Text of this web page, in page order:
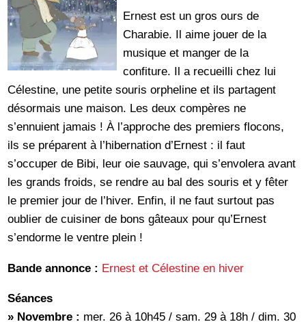
Ernest est un gros ours de
Charabie. Il aime jouer de la
musique et manger de la
confiture. Il a recueilli chez lui
Célestine, une petite souris orpheline et ils partagent
désormais une maison. Les deux compères ne
s’ennuient jamais ! À l’approche des premiers flocons,
ils se préparent à l’hibernation d’Ernest : il faut
s’occuper de Bibi, leur oie sauvage, qui s’envolera avant
les grands froids, se rendre au bal des souris et y fêter
le premier jour de l’hiver. Enfin, il ne faut surtout pas
oublier de cuisiner de bons gâteaux pour qu’Ernest
s’endorme le ventre plein !
Bande annonce : Ernest et Célestine en hiver
Séances
» Novembre : mer. 26 à 10h45 / sam. 29 à 18h / dim. 30